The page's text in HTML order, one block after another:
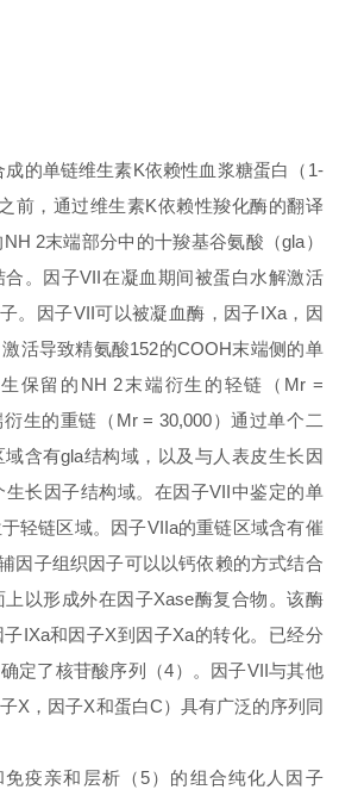
成的单链维生素K依赖性血浆糖蛋白（1-
前，通过维生素K依赖性羧化酶的翻译
2末端部分中的十羧基谷氨酸（gla）
。因子VII在凝血期间被蛋白水解激活
。因子VII可以被凝血酶，因子IXa，因
活导致精氨酸152的COOH末端侧的单
保留的NH 2末端衍生的轻链（Mr =
生的重链（Mr = 30,000）通过单个二
含有gla结构域，以及与人表皮生长因
长因子结构域。在因子VII中鉴定的单
轻链区域。因子VIIa的重链区域含有催
因子组织因子可以以钙依赖的方式结合
以形成外在因子Xase酶复合物。该酶
IXa和因子X到因子Xa的转化。已经分
定了核苷酸序列（4）。因子VII与其他
X，因子X和蛋白C）具有广泛的序列同
疫亲和层析（5）的组合纯化人因子